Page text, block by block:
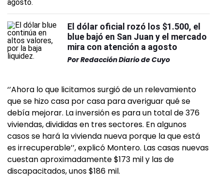
El dólar oficial rozó los $1.500, el
blue bajó en San Juan y el mercado
mira con atención a agosto
PorRedacción Diario de Cuyo
‘’Ahora lo que licitamos surgió de un relevamiento
que se hizo casa por casa para averiguar qué se
debía mejorar. La inversión es para un total de 376
viviendas, divididas en tres sectores. En algunos
casos se hará la vivienda nueva porque la que está
es irrecuperable’’, explicó Montero. Las casas nuevas
cuestan aproximadamente $173 mil y las de
discapacitados, unos $186 mil.